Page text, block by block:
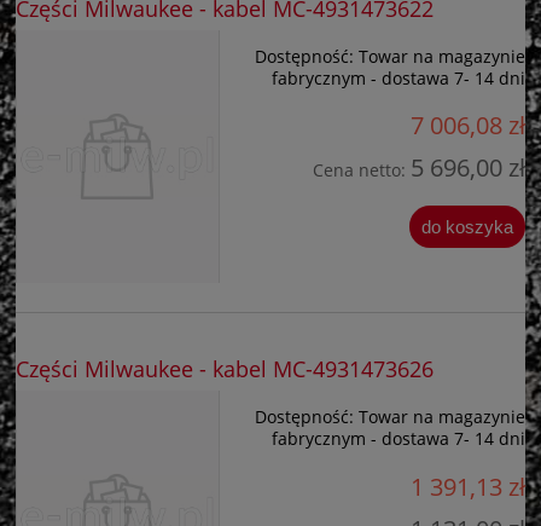
Części Milwaukee - kabel MC-4931473622
Dostępność: Towar na magazynie
fabrycznym - dostawa 7- 14 dni
7 006,08 zł
Cena netto: 5 696,00 zł
do koszyka
Części Milwaukee - kabel MC-4931473626
Dostępność: Towar na magazynie
fabrycznym - dostawa 7- 14 dni
1 391,13 zł